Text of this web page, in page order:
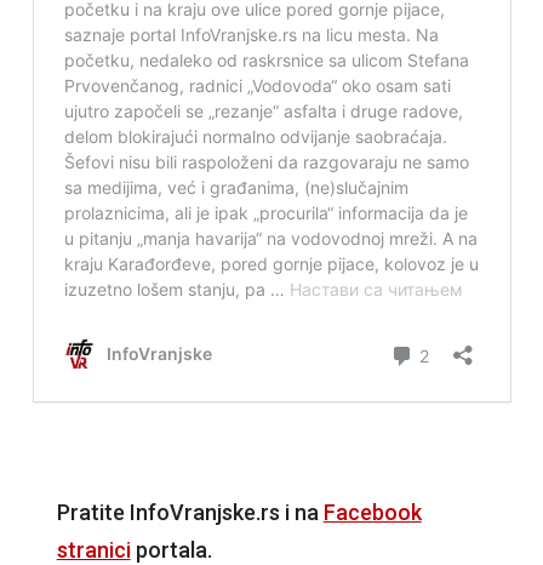
Pratite InfoVranjske.rs i na Facebook
straniciportala.